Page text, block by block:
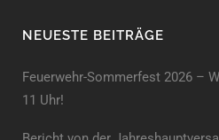
NEUESTE BEITRÄGE
Feuerwehr-Sommerfest 2026 –
11 Uhr!